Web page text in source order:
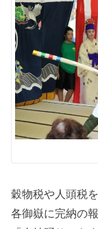
穀物税や人頭税
各御嶽に完納の